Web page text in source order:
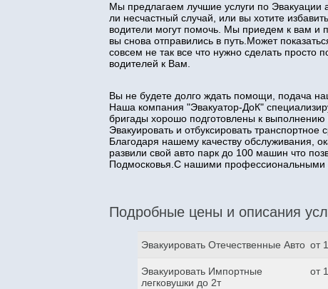
Мы предлагаем лучшие услуги по Эвакуации
ли несчастный случай, или вы хотите
водители могут помочь. Мы приедем к вам
вы снова отправились в путь.Может
совсем не так все что нужно сделать
водителей к Вам.
Вы не будете долго ждать помощи, подача
Наша компания "Эвакуатор-ДоК"
бригады хорошо подготовлены к
Эвакуировать и отбуксировать
Благодаря нашему качеству обслуживания,
развили свой авто парк до 100 машин что
Подмосковья.С нашими профессиональными
Подробные цены и описания
Эвакуировать Отечественные Авто от
Эвакуировать Импортные
легковушки до 2т
от